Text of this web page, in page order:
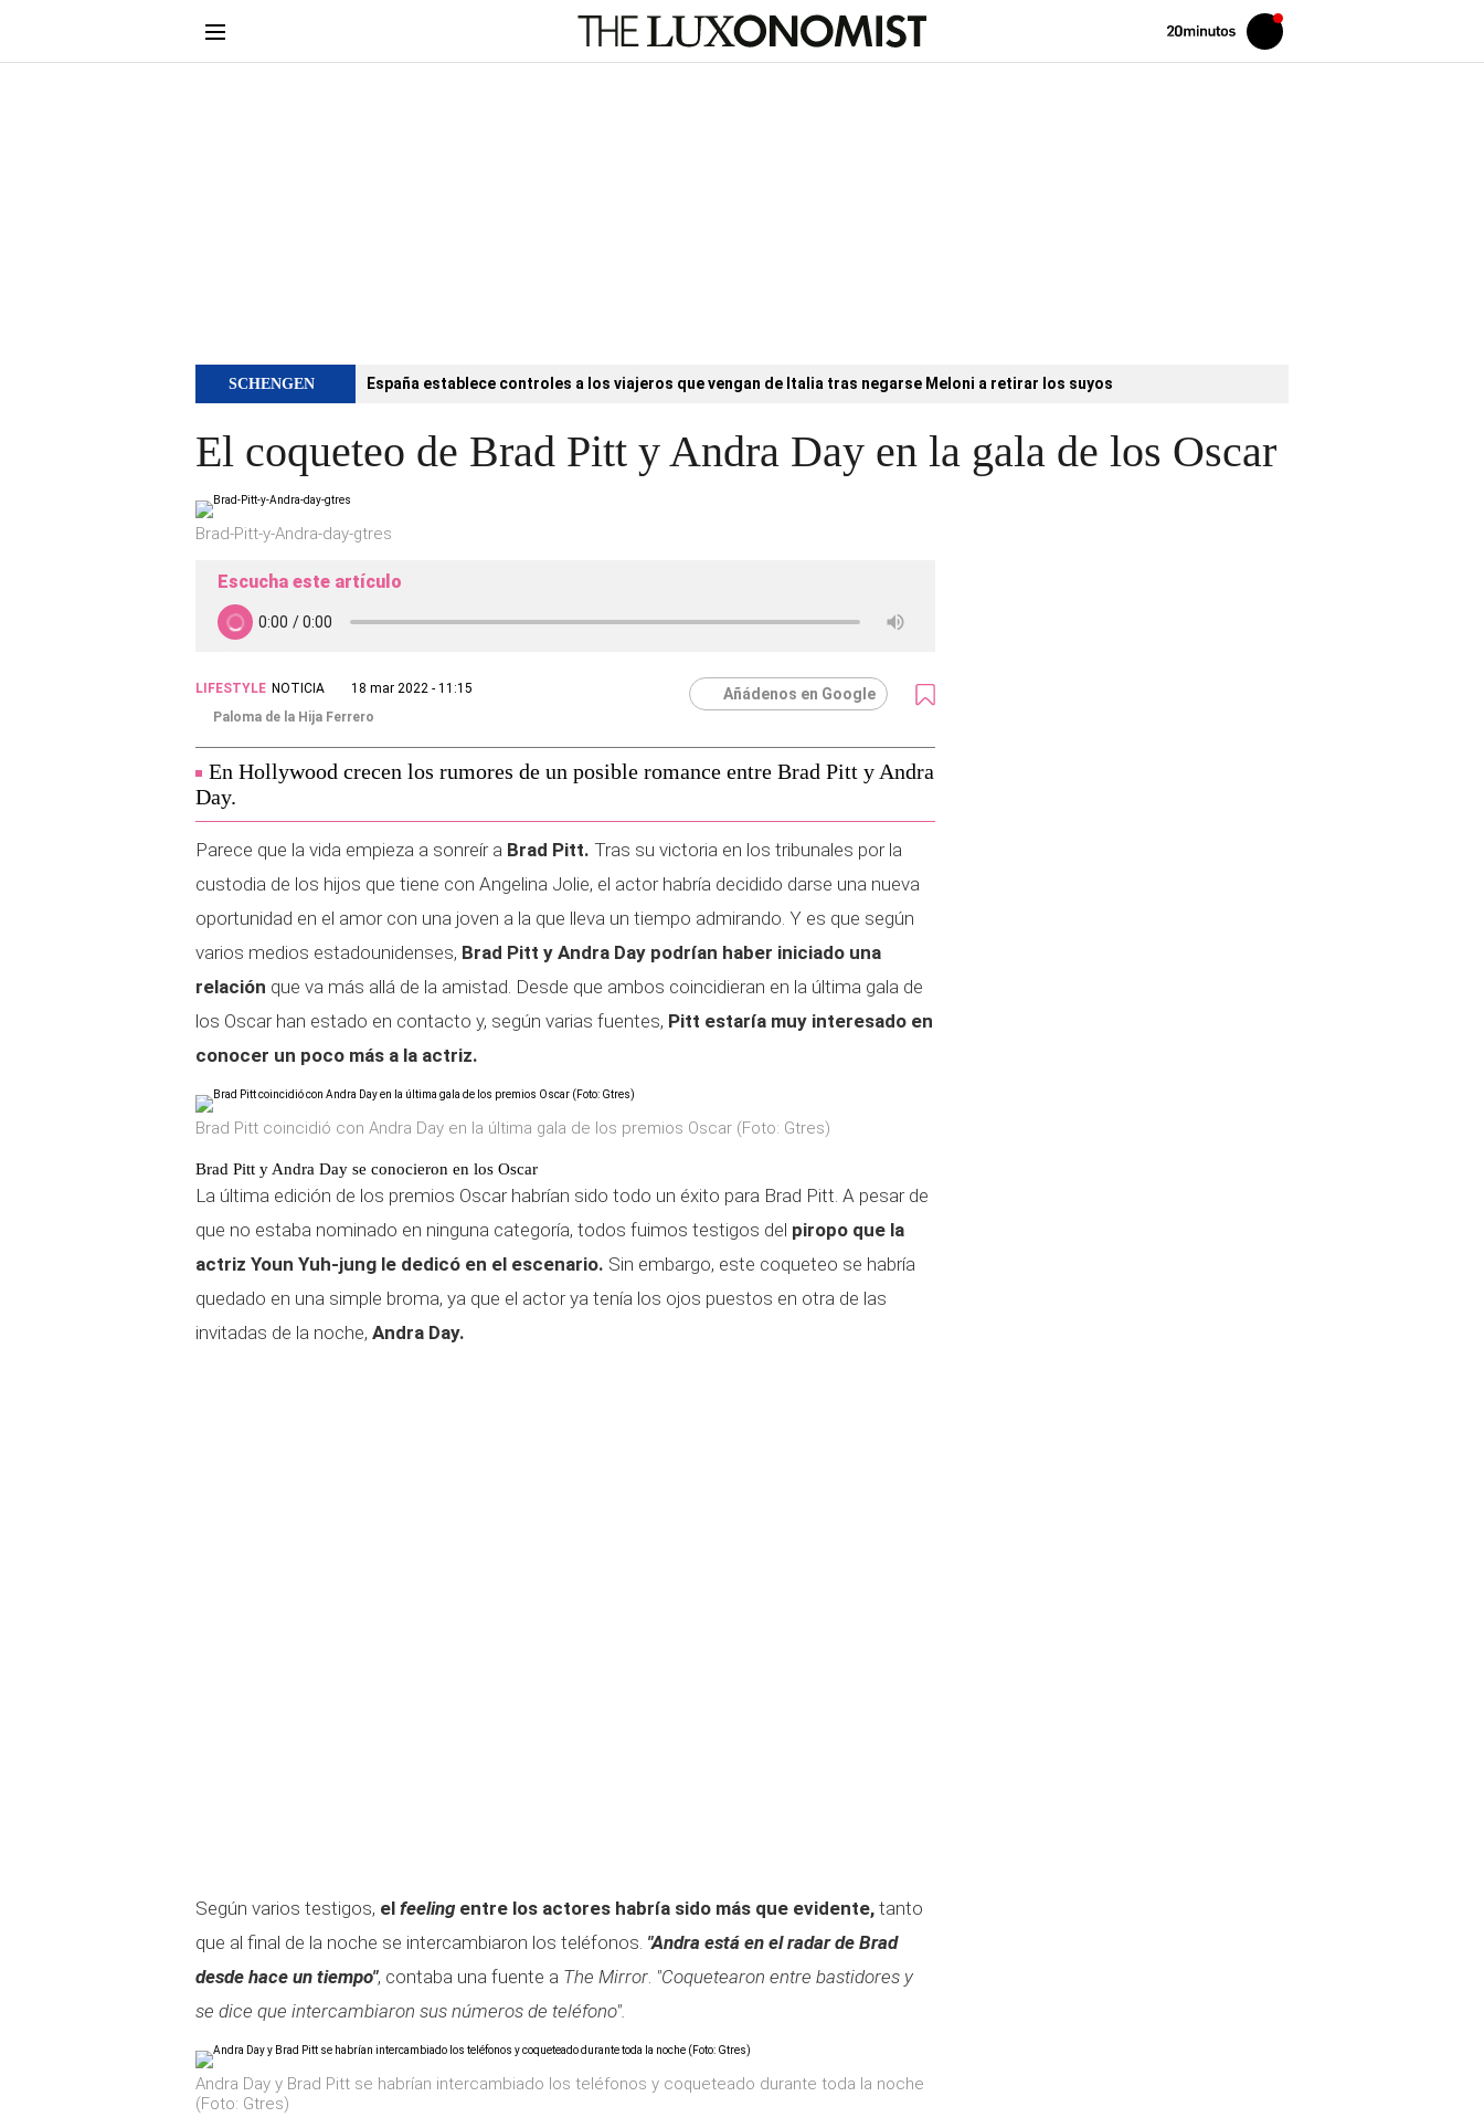
Volver
Iniciar
sesión
SCHENGEN España establece controles a los viajeros que vengan de Italia tras negarse Meloni a retirar los suyos
El coqueteo de Brad Pitt y Andra Day en la gala de los Oscar
Brad-Pitt-y-Andra-day-gtres
Escucha este artículo
LIFESTYLE NOTICIA
18 mar 2022 - 11:15
Paloma de la Hija Ferrero
Añádenos en Google
En Hollywood crecen los rumores de un posible romance entre Brad Pitt y Andra
Day.
Parece que la vida empieza a sonreír a Brad Pitt. Tras su victoria en los tribunales por la
custodia de los hijos que tiene con Angelina Jolie, el actor habría decidido darse una nueva
oportunidad en el amor con una joven a la que lleva un tiempo admirando. Y es que según
varios medios estadounidenses, Brad Pitt y Andra Day podrían haber iniciado una
relación que va más allá de la amistad. Desde que ambos coincidieran en la última gala de
los Oscar han estado en contacto y, según varias fuentes, Pitt estaría muy interesado en
conocer un poco más a la actriz.
Brad Pitt coincidió con Andra Day en la última gala de los premios Oscar (Foto: Gtres)
Brad Pitt y Andra Day se conocieron en los Oscar
La última edición de los premios Oscar habrían sido todo un éxito para Brad Pitt. A pesar de
que no estaba nominado en ninguna categoría, todos fuimos testigos del piropo que la
actriz Youn Yuh-jung le dedicó en el escenario. Sin embargo, este coqueteo se habría
quedado en una simple broma, ya que el actor ya tenía los ojos puestos en otra de las
invitadas de la noche, Andra Day.
Según varios testigos, el feeling entre los actores habría sido más que evidente, tanto
que al final de la noche se intercambiaron los teléfonos. "Andra está en el radar de Brad
desde hace un tiempo", contaba una fuente a The Mirror. "Coquetearon entre bastidores y
se dice que intercambiaron sus números de teléfono".
Andra Day y Brad Pitt se habrían intercambiado los teléfonos y coqueteado durante toda la noche
(Foto: Gtres)